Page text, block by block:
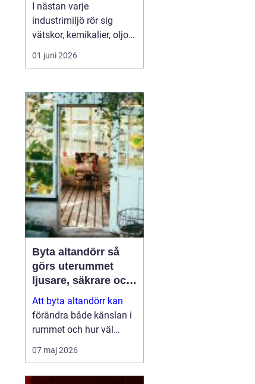
I nästan varje
industrimiljö rör sig
vätskor, kemikalier, oljor
eller slam i bakgrunden.
Ofta är det pumpar som
effektivt. När rätt pump
sitter på rätt plats rullar
produktionen p...
01 juni 2026
Byta altandörr så
görs uterummet
ljusare, säkrare och
mer energieffektivt
Att byta altandörr kan
förändra både känslan i
rummet och hur väl
bostaden fungerar i
vardagen. En modern
07 maj 2026